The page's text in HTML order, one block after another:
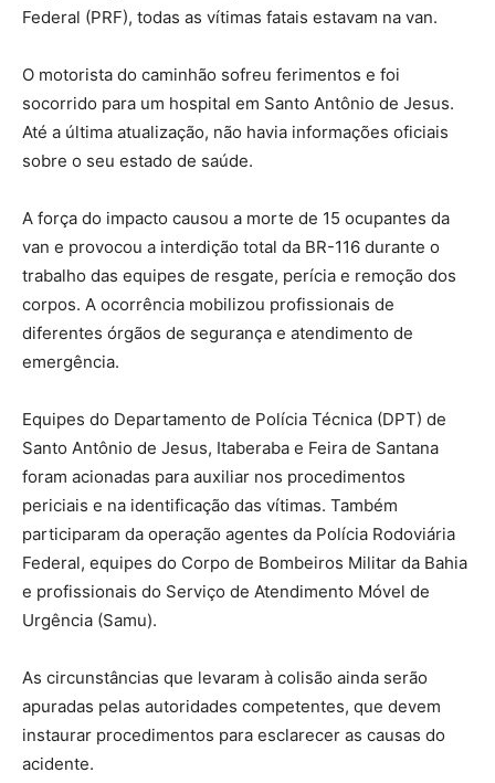
Federal (PRF), todas as vítimas fatais estavam na van.
O motorista do caminhão sofreu ferimentos e foi
socorrido para um hospital em Santo Antônio de Jesus.
Até a última atualização, não havia informações oficiais
sobre o seu estado de saúde.
A força do impacto causou a morte de 15 ocupantes da
van e provocou a interdição total da BR-116 durante o
trabalho das equipes de resgate, perícia e remoção dos
corpos. A ocorrência mobilizou profissionais de
diferentes órgãos de segurança e atendimento de
emergência.
Equipes do Departamento de Polícia Técnica (DPT) de
Santo Antônio de Jesus, Itaberaba e Feira de Santana
foram acionadas para auxiliar nos procedimentos
periciais e na identificação das vítimas. Também
participaram da operação agentes da Polícia Rodoviária
Federal, equipes do Corpo de Bombeiros Militar da Bahia
e profissionais do Serviço de Atendimento Móvel de
Urgência (Samu).
As circunstâncias que levaram à colisão ainda serão
apuradas pelas autoridades competentes, que devem
instaurar procedimentos para esclarecer as causas do
acidente.